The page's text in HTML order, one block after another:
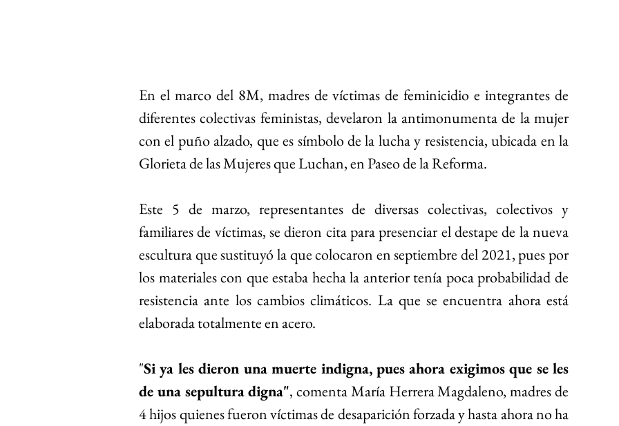
En el marco del 8M, madres de víctimas de feminicidio e integrantes de
diferentes colectivas feministas, develaron la antimonumenta de la mujer
con el puño alzado, que es símbolo de la lucha y resistencia, ubicada en la
Glorieta de las Mujeres que Luchan, en Paseo de la Reforma.
Este 5 de marzo, representantes de diversas colectivas, colectivos y
familiares de víctimas, se dieron cita para presenciar el destape de la nueva
escultura que sustituyó la que colocaron en septiembre del 2021, pues por
los materiales con que estaba hecha la anterior tenía poca probabilidad de
resistencia ante los cambios climáticos. La que se encuentra ahora está
elaborada totalmente en acero.
"Si ya les dieron una muerte indigna, pues ahora exigimos que se les
de una sepultura digna", comenta María Herrera Magdaleno, madres de
4 hijos quienes fueron víctimas de desaparición forzada y hasta ahora no ha